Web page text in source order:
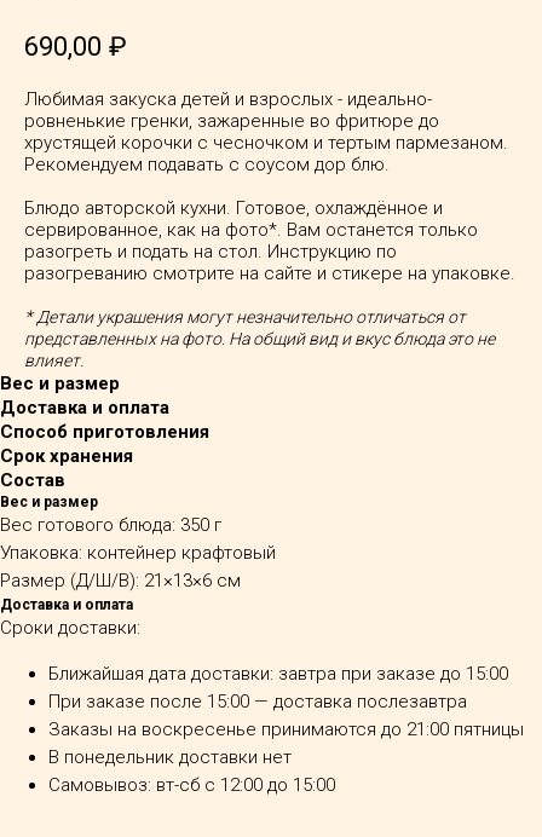
690,00 ₽
Любимая закуска детей и взрослых - идеально-
ровненькие гренки, зажаренные во фритюре до
хрустящей корочки с чесночком и тертым пармезаном.
Рекомендуем подавать с соусом дор блю.
Блюдо авторской кухни. Готовое, охлаждённое и
сервированное, как на фото*. Вам останется только
разогреть и подать на стол. Инструкцию по
разогреванию смотрите на сайте и стикере на упаковке.
*Детали украшения могут незначительно отличаться от
представленных на фото. На общий вид и вкус блюда это не
влияет.
Вес и размер
Доставка и оплата
Способ приготовления
Срок хранения
Состав
Вес и размер
Вес готового блюда: 350 г
Упаковка: контейнер крафтовый
Размер (Д/Ш/В): 21×13×6 см
Доставка и оплата
Сроки доставки:
Ближайшая дата доставки: завтра при заказе до 15:00
При заказе после 15:00 — доставка послезавтра
Заказы на воскресенье принимаются до 21:00 пятницы
В понедельник доставки нет
Самовывоз: вт-сб с 12:00 до 15:00